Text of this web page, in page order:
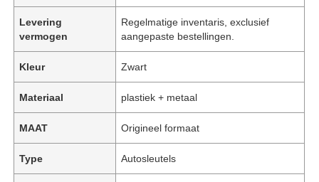
Levering
vermogen
Regelmatige inventaris, exclusief
aangepaste bestellingen.
Kleur Zwart
Materiaal plastiek + metaal
MAAT Origineel formaat
Type Autosleutels